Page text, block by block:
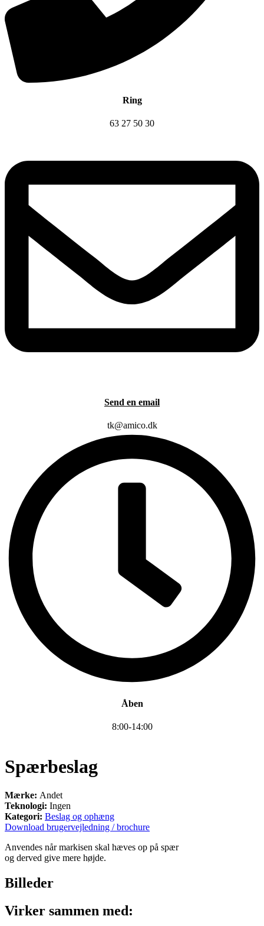
Ring
63 27 50 30
Send en email
tk@amico.dk
Åben
8:00-14:00
Spærbeslag
Mærke: Andet
Teknologi: Ingen
Kategori: Beslag og ophæng
Download brugervejledning / brochure
Anvendes når markisen skal hæves op på spær
og derved give mere højde.
Billeder
Virker sammen med: